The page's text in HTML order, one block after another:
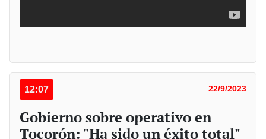
12:07 22/9/2023
Gobierno sobre operativo en
Tocorón: "Ha sido un éxito total"